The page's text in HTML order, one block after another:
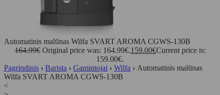
Automatinis malūnas Wilfa SVART AROMA CGWS-130B
164.99€ Original price was: 164.99€.159.00€Current price is:
159.00€.
Pagrindinis › Barista › Gamintojai › Wilfa › Automatinis malūnas
Wilfa SVART AROMA CGWS-130B
<